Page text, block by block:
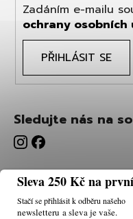
Zadáním e-mailu
ochrany osobních
PŘIHLÁSIT SE
Sledujte nás na
Sleva 250 Kč na
Stačí se přihlásit k odběru našeho
newsletteru a sleva je vaše.